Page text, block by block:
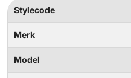
Stylecode
Merk
Model